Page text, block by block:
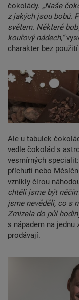
čokolády. „Naše
z jakých jsou bobů.
světem. Některé
kouřový nádech,“
charakter bez
Ale u tabulek
vedle čokolád s
vesmírných
příchutí nebo
vznikly čirou
chtěli jsme být
jsme nevěděli, co s
Zmizela do půl
s nápadem na
prodávají.